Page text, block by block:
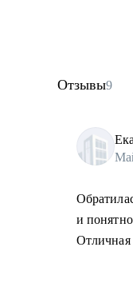
Отзывы9
и
Отличная